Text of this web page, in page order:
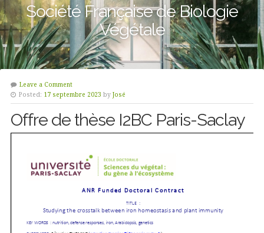
Société Française de Biologie
Végétale
Leave a Comment
Posted: 17 septembre 2023 by José
Offre de thèse I2BC Paris-Saclay